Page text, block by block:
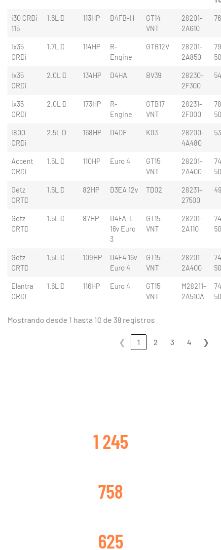
i30 CRDi
115
1.6L D 113HP D4FB-H
GT14
VNT
28201-
2A610
ix35
CRDi
1.7L D 114HP
R-
Engine
GTB12V
28201-
2A850
ix35
CRDi
2.0L D 134HP D4HA BV39
28230-
2F300
ix35
CRDi
2.0L D 173HP
R-
Engine
GTB17
VNT
28231-
2F000
i800
CRDi
2.5L D 168HP D4DF K03
28200-
4A480
Accent
CRDi
1.5L D 110HP Euro 4
GT15
VNT
28201-
2A400
Getz
CRTD
1.5L D 82HP D3EA 12v TD02
28231-
27500
Getz
CRTD
1.5L D 87HP
D4FA-L
16v Euro
3
GT15
VNT
28201-
2A110
Getz
CRTD
1.5L D 109HP
D4F4 16v
Euro 4
GT15
VNT
28201-
2A400
Elantra
CRDi
1.6L D 116HP Euro 4
GT15
VNT
M28211-
2A510A
Mostrando desde 1 hasta 10 de 38 registros
❮ 1 2 3 4 ❯
1 245
758
625